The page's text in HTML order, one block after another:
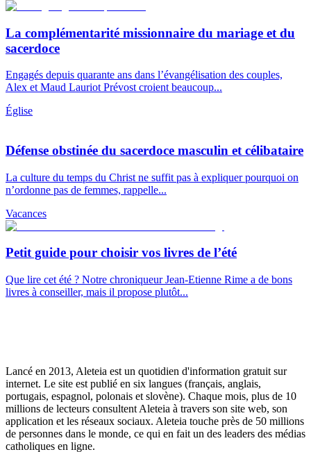
La complémentarité missionnaire du mariage et du
sacerdoce
Engagés depuis quarante ans dans l’évangélisation des couples,
Alex et Maud Lauriot Prévost croient beaucoup...
Église
Défense obstinée du sacerdoce masculin et célibataire
La culture du temps du Christ ne suffit pas à expliquer pourquoi on
n’ordonne pas de femmes, rappelle...
Vacances
Petit guide pour choisir vos livres de l’été
Que lire cet été ? Notre chroniqueur Jean-Etienne Rime a de bons
livres à conseiller, mais il propose plutôt...
Lancé en 2013, Aleteia est un quotidien d'information gratuit sur
internet. Le site est publié en six langues (français, anglais,
portugais, espagnol, polonais et slovène). Chaque mois, plus de 10
millions de lecteurs consultent Aleteia à travers son site web, son
application et les réseaux sociaux. Aleteia touche près de 50 millions
de personnes dans le monde, ce qui en fait un des leaders des médias
catholiques en ligne.